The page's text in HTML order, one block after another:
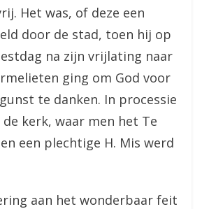
Het was, of deze een
door de stad, toen hij op
na zijn vrijlating naar
ging om God voor
te danken. In processie
kerk, waar men het Te
een plechtige H. Mis werd
aan het wonderbaar feit